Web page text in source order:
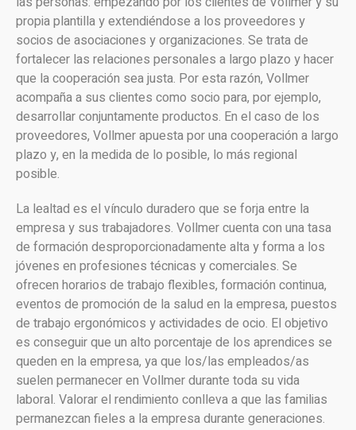
propia plantilla y extendiéndose a los proveedores y
socios de asociaciones y organizaciones. Se trata de
fortalecer las relaciones personales a largo plazo y hacer
que la cooperación sea justa. Por esta razón, Vollmer
acompaña a sus clientes como socio para, por ejemplo,
desarrollar conjuntamente productos. En el caso de los
proveedores, Vollmer apuesta por una cooperación a largo
plazo y, en la medida de lo posible, lo más regional
posible.
La lealtad es el vínculo duradero que se forja entre la
empresa y sus trabajadores. Vollmer cuenta con una tasa
de formación desproporcionadamente alta y forma a los
jóvenes en profesiones técnicas y comerciales. Se
ofrecen horarios de trabajo flexibles, formación continua,
eventos de promoción de la salud en la empresa, puestos
de trabajo ergonómicos y actividades de ocio. El objetivo
es conseguir que un alto porcentaje de los aprendices se
queden en la empresa, ya que los/las empleados/as
suelen permanecer en Vollmer durante toda su vida
laboral. Valorar el rendimiento conlleva a que las familias
permanezcan fieles a la empresa durante generaciones.